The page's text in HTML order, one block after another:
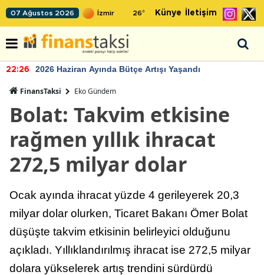
07 Ağustos 2026 26° Künye İletişim
22:26 2026 Haziran Ayında Bütçe Artışı Yaşandı
FinansTaksi Eko Gündem
Bolat: Takvim etkisine
rağmen yıllık ihracat
272,5 milyar dolar
Ocak ayında ihracat yüzde 4 gerileyerek 20,3
milyar dolar olurken, Ticaret Bakanı Ömer Bolat
düşüşte takvim etkisinin belirleyici olduğunu
açıkladı. Yıllıklandırılmış ihracat ise 272,5 milyar
dolara yükselerek artış trendini sürdürdü